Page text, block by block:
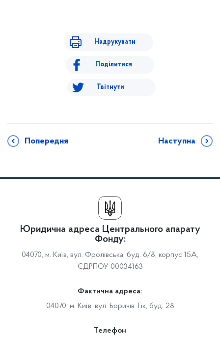
Надрукувати
Поділитися
Твітнути
Попередня Наступна
Юридична адреса Центрального апарату
Фонду:
04070, м. Київ, вул. Фролівська, буд. 6/8, корпус 15А,
ЄДРПОУ 00034163
Фактична адреса:
04070, м. Київ, вул. Боричів Тік, буд. 28
Телефон